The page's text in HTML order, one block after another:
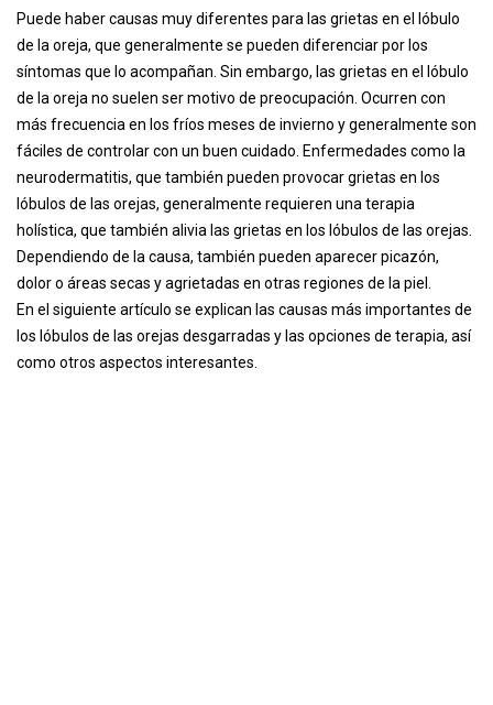
Puede haber causas muy diferentes para las grietas en el lóbulo
de la oreja, que generalmente se pueden diferenciar por los
síntomas que lo acompañan. Sin embargo, las grietas en el lóbulo
de la oreja no suelen ser motivo de preocupación. Ocurren con
más frecuencia en los fríos meses de invierno y generalmente son
fáciles de controlar con un buen cuidado. Enfermedades como la
neurodermatitis, que también pueden provocar grietas en los
lóbulos de las orejas, generalmente requieren una terapia
holística, que también alivia las grietas en los lóbulos de las orejas.
Dependiendo de la causa, también pueden aparecer picazón,
dolor o áreas secas y agrietadas en otras regiones de la piel.
En el siguiente artículo se explican las causas más importantes de
los lóbulos de las orejas desgarradas y las opciones de terapia, así
como otros aspectos interesantes.